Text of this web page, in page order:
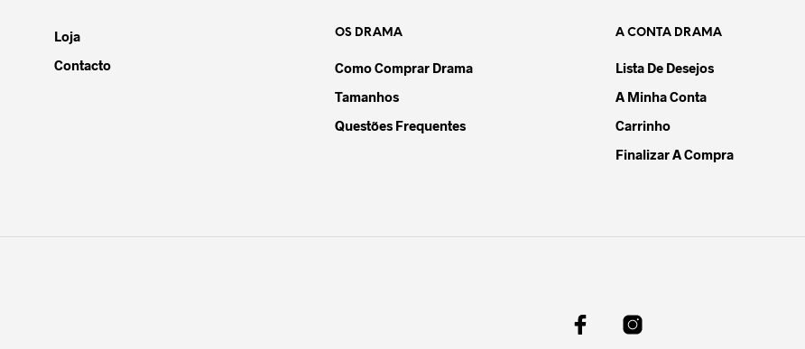
Loja
Contacto
OS DRAMA
Como Comprar Drama
Tamanhos
Questões Frequentes
A CONTA DRAMA
Lista De Desejos
A Minha Conta
Carrinho
Finalizar A Compra